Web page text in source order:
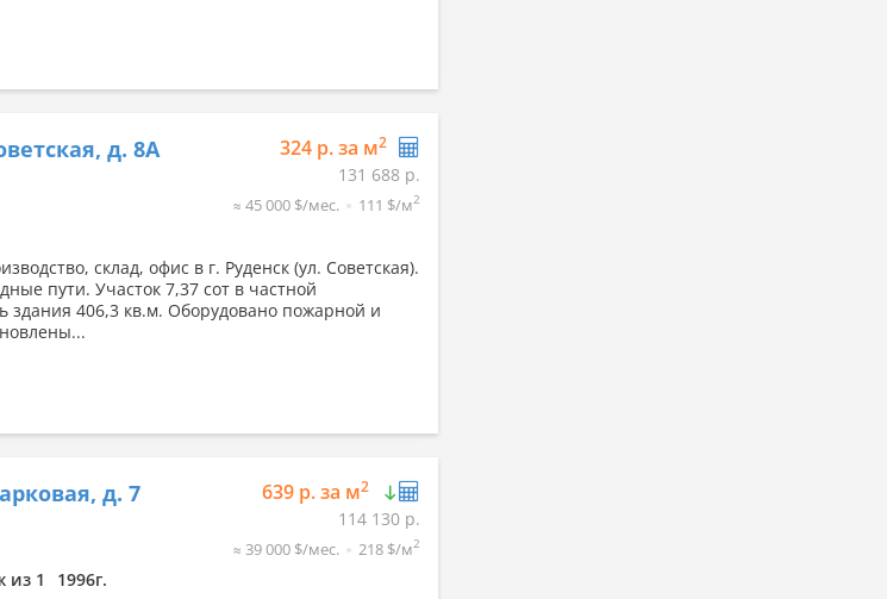
д. 8А 324 р. за м2
131 688 р.
≈ 45 000 $/мес. 111 $/м2
склад, офис в г. Руденск (ул. Советская).
пути. Участок 7,37 сот в частной
здания 406,3 кв.м. Оборудовано пожарной и
д. 7 639 р. за м2
114 130 р.
≈ 39 000 $/мес. 218 $/м2
из 1
1996г.